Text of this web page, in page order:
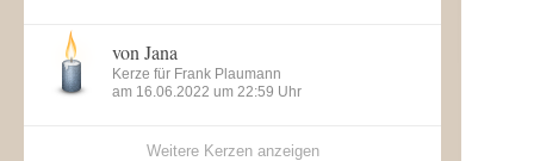
von Jana
Kerze für Frank Plaumann
am 16.06.2022 um 22:59 Uhr
Weitere Kerzen anzeigen